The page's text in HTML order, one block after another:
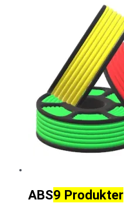
ABS9 Produkter